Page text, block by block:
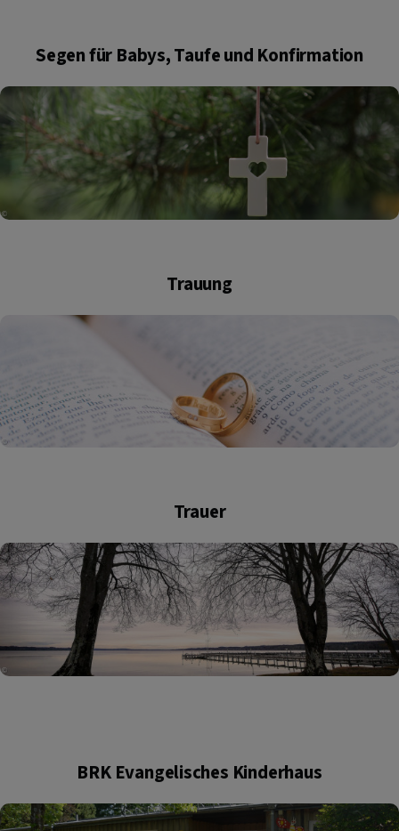
Segen für Babys, Taufe und Konfirmation
Trauung
Trauer
BRK Evangelisches Kinderhaus